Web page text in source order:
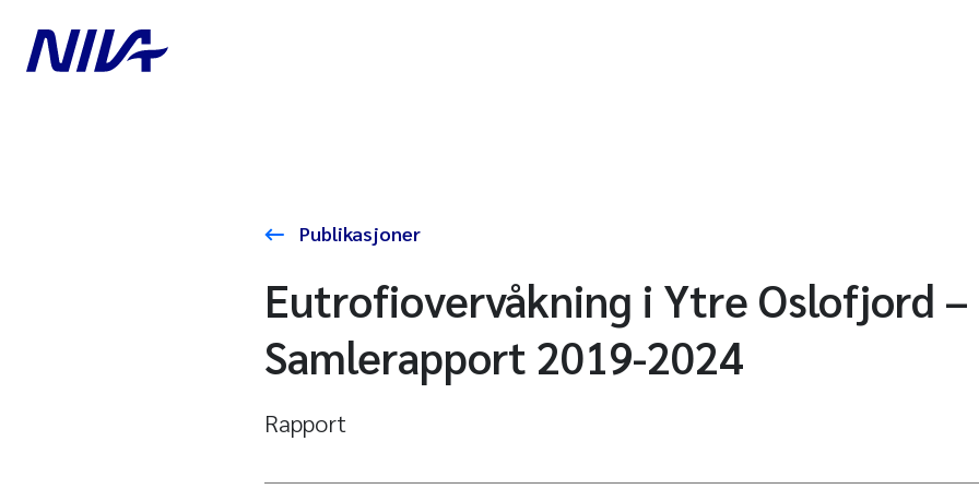
Publikasjoner
Eutrofiovervåkning i Ytre Oslofjord –
Samlerapport 2019-2024
Rapport